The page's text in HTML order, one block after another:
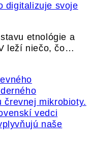
digitalizuje svoje
etnológie a
leží niečo, čo…
vedci
naše